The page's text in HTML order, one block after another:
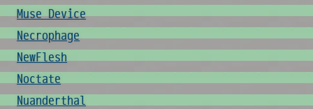
Muse Device
Necrophage
NewFlesh
Noctate
Nuanderthal